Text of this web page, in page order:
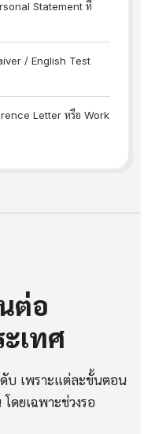
Statement ที่
/ English Test
Letter หรือ Work
ต่อ
เทศ
บ เพราะแต่ละขั้นตอน
ดยเฉพาะช่วงรอ